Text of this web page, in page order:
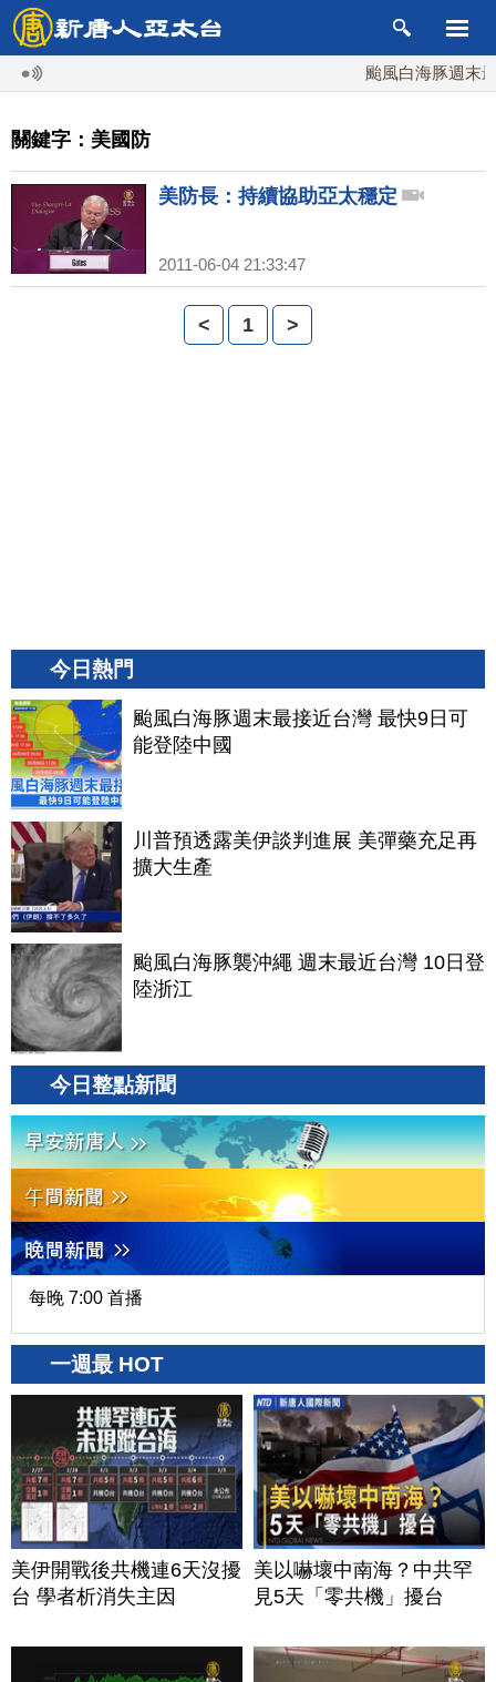
颱風白海豚週末最
關鍵字：美國防
美防長：持續協助亞太穩定
2011-06-04 21:33:47
< 1 >
今日熱門
颱風白海豚週末最接近台灣 最快9日可
能登陸中國
川普預透露美伊談判進展 美彈藥充足再
擴大生產
颱風白海豚襲沖繩 週末最近台灣 10日登
陸浙江
今日整點新聞
每晚 7:00 首播
一週最 HOT
美伊開戰後共機連6天沒擾
台 學者析消失主因
美以嚇壞中南海？中共罕
見5天「零共機」擾台